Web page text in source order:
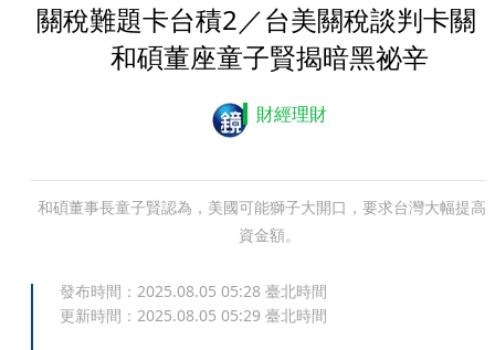
關稅難題卡台積2／台美關稅談判卡
和碩董座童子賢揭暗黑祕辛
財經理財
和碩董事長童子賢認為，美國可能獅子大開口，要求台灣大幅提高
資金額。
發布時間： 2025.08.05 05:28 臺北時間
更新時間： 2025.08.05 05:29 臺北時間